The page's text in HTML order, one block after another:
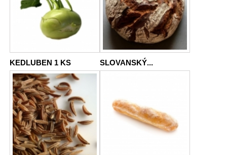
KEDLUBEN 1 KS SLOVANSKÝ...